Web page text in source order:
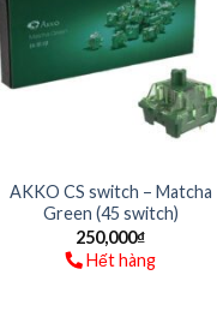
AKKO CS switch – Matcha
Green (45 switch)
250,000₫
Hết hàng